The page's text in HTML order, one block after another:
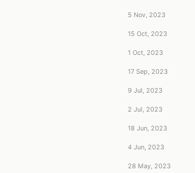
5 Nov, 2023
15 Oct, 2023
1 Oct, 2023
17 Sep, 2023
9 Jul, 2023
2 Jul, 2023
18 Jun, 2023
4 Jun, 2023
28 May, 2023